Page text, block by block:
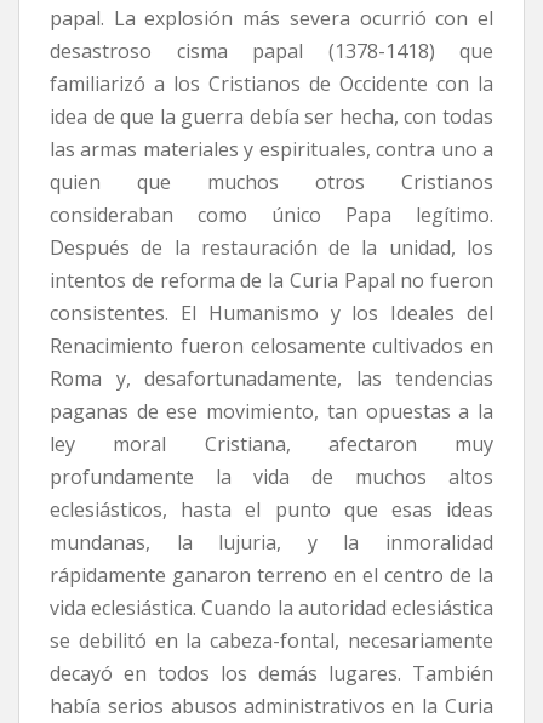
papal. La explosión más severa ocurrió con el
desastroso cisma papal (1378-1418) que
familiarizó a los Cristianos de Occidente con la
idea de que la guerra debía ser hecha, con todas
las armas materiales y espirituales, contra uno a
quien que muchos otros Cristianos
consideraban como único Papa legítimo.
Después de la restauración de la unidad, los
intentos de reforma de la Curia Papal no fueron
consistentes. El Humanismo y los Ideales del
Renacimiento fueron celosamente cultivados en
Roma y, desafortunadamente, las tendencias
paganas de ese movimiento, tan opuestas a la
ley moral Cristiana, afectaron muy
profundamente la vida de muchos altos
eclesiásticos, hasta el punto que esas ideas
mundanas, la lujuria, y la inmoralidad
rápidamente ganaron terreno en el centro de la
vida eclesiástica. Cuando la autoridad eclesiástica
se debilitó en la cabeza-fontal, necesariamente
decayó en todos los demás lugares. También
había serios abusos administrativos en la Curia